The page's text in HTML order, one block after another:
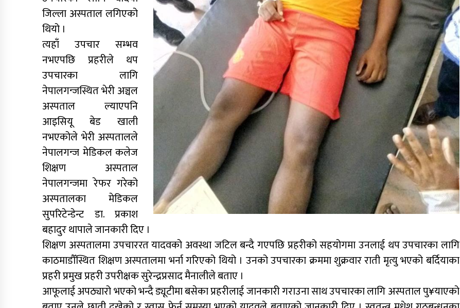
जिल्ला अस्पताल लगिएको
थियो ।
त्यहाँ उपचार सम्भव
नभएपछि प्रहरीले थप
उपचारका लागि
नेपालगन्जस्थित भेरी अञ्चल
अस्पताल ल्याएपनि
आइसियू बेड खाली
नभएकोले भेरी अस्पतालले
नेपालगन्ज मेडिकल कलेज
शिक्षण अस्पताल
नेपालगन्जमा रेफर गरेको
अस्पतालका मेडिकल
सुपरिटेन्डेन्ट डा. प्रकाश
बहादुर थापाले जानकारी दिए ।
शिक्षण अस्पतालमा उपचाररत यादवको अवस्था जटिल बन्दै गएपछि प्रहरीको सहयोगमा उनलाई थप उपचारका लागि
काठमाडौँस्थित शिक्षण अस्पतालमा भर्ना गरिएको थियो । उनको उपचारका क्रममा शुक्रवार राती मृत्यु भएको बर्दियाका
प्रहरी प्रमुख प्रहरी उपरीक्षक सुरेन्द्रप्रसाद मैनालीले बताए ।
आफूलाई अपठ्यारो भएको भन्दै ड्यूटीमा बसेका प्रहरीलाई जानकारी गराउना साथ उपचारका लागि अस्पताल पु¥याएको